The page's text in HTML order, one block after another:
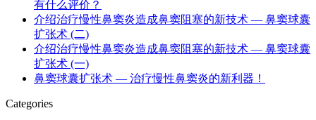
有什么评价？
介绍治疗慢性鼻窦炎造成鼻窦阻塞的新技术 — 鼻窦球囊
扩张术 (二)
介绍治疗慢性鼻窦炎造成鼻窦阻塞的新技术 — 鼻窦球囊
扩张术 (一)
鼻窦球囊扩张术 — 治疗慢性鼻窦炎的新利器！
Categories